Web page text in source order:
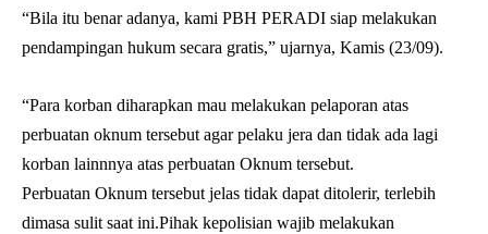
“Bila itu benar adanya, kami PBH PERADI siap melakukan
pendampingan hukum secara gratis,” ujarnya, Kamis (23/09).
“Para korban diharapkan mau melakukan pelaporan atas
perbuatan oknum tersebut agar pelaku jera dan tidak ada lagi
korban lainnnya atas perbuatan Oknum tersebut.
Perbuatan Oknum tersebut jelas tidak dapat ditolerir, terlebih
dimasa sulit saat ini.Pihak kepolisian wajib melakukan